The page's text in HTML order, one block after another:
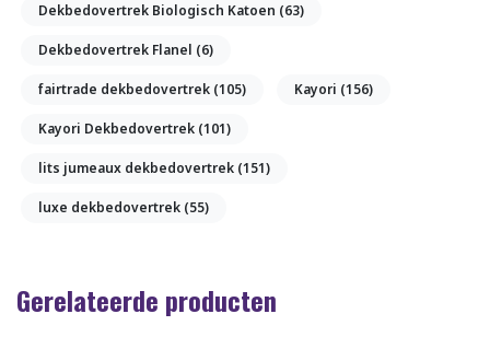
Dekbedovertrek Biologisch Katoen (63)
Dekbedovertrek Flanel (6)
fairtrade dekbedovertrek (105) Kayori (156)
Kayori Dekbedovertrek (101)
lits jumeaux dekbedovertrek (151)
luxe dekbedovertrek (55)
Gerelateerde producten